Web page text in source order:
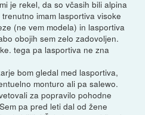
je rekel, da so včasih bili alpina
imam lasportiva visoke
(ne vem modela) in lasportiva
obojih sem zelo zadovoljen.
tega pa lasportiva ne zna
bom gledal med lasportiva,
monturo ali pa salewo.
za popravilo pohodne
pa pred leti dal od žene